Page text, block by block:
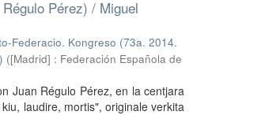
Pérez) / Miguel
Federacio. Kongreso (73a. 2014.
([Madrid] : Federación Española de
Juan Régulo Pérez, en la centjara
laudire, mortis", originale verkita